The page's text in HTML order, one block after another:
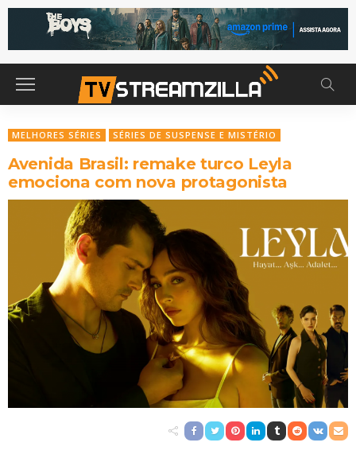
MELHORES SÉRIES SÉRIES DE SUSPENSE E MISTÉRIO
Avenida Brasil: remake turco Leyla
emociona com nova protagonista